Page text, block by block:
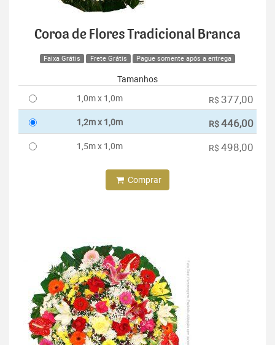
Coroa de Flores Tradicional Branca
Faixa Grátis Frete Grátis Pague somente após a entrega
Tamanhos
1,0m x 1,0m
R$ 377,00
1,2m x 1,0m R$446,00
1,5m x 1,0m R$ 498,00
Comprar